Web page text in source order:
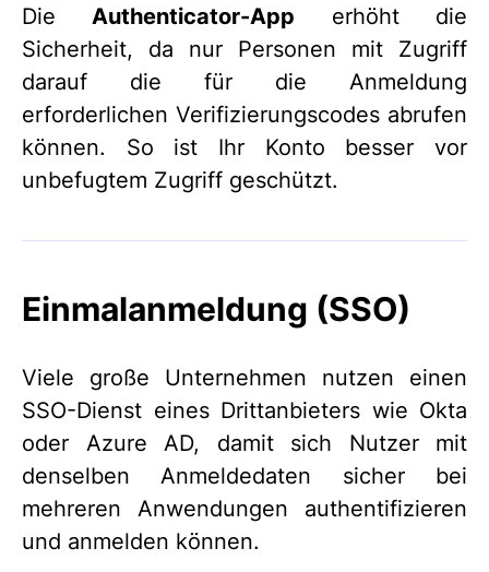
DieAuthenticator-App erhöht die
Sicherheit, da nur Personen mit Zugriff
darauf die für die Anmeldung
erforderlichen Verifizierungscodes abrufen
können. So ist Ihr Konto besser vor
unbefugtem Zugriff geschützt.
Einmalanmeldung (SSO)
Viele große Unternehmen nutzen einen
SSO-Dienst eines Drittanbieters wie Okta
oder Azure AD, damit sich Nutzer mit
denselben Anmeldedaten sicher bei
mehreren Anwendungen authentifizieren
und anmelden können.